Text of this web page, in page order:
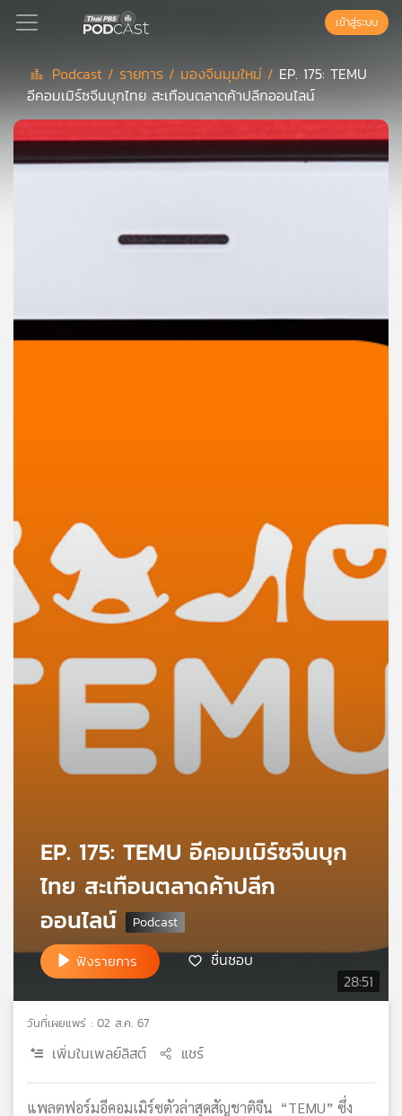
Podcast
เพล
บทความ
ข่าว
แผนที่
วิทยุ
เครือ
เข้าสู่ระบบ
Podcast / รายการ / มองจีนมุมใหม่ / EP. 175: TEMU
อีคอมเมิร์ซจีนบุกไทย สะเทือนตลาดค้าปลีกออนไลน์
28:51
EP. 175: TEMU อีคอมเมิร์ซจีนบุก
ไทย สะเทือนตลาดค้าปลีก
ออนไลน์
ฟังรายการ ชื่นชอบ
วันที่เผยแพร่ : 02 ส.ค. 67
เพิ่มในเพลย์ลิสต์ แชร์
แพลตฟอร์มอีคอมเมิร์ซตัวล่าสุดสัญชาติจีน “TEMU” ซึ่ง